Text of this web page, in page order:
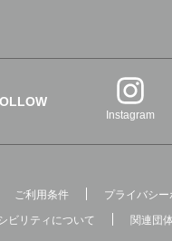
Instagram
ご利用条件 プライバシー
ビリティについて
関連団